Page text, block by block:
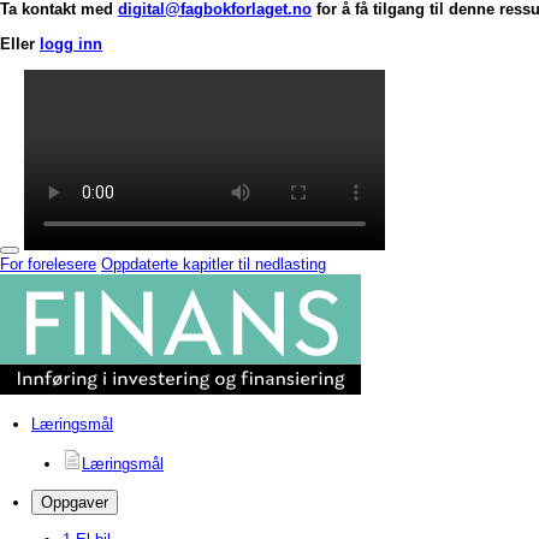
Ta kontakt med digital@fagbokforlaget.no for å få tilgang til denne
Eller logg inn
For forelesere Oppdaterte kapitler til nedlasting
Læringsmål
Læringsmål
Oppgaver